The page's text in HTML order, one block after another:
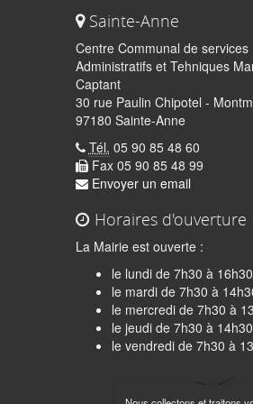
Sainte-Anne
Centre Communal de services
Administratifs et Tehniques
Captant
30 rue Paulin Chipotel -
97180 Sainte-Anne
Tél. 05 90 85 48 60
Fax 05 90 85 48 99
Envoyer un email
Horaires d'ouverture
La Mairie est ouverte :
le lundi de 7h30 à 16h30
le mardi de 7h30 à
le mercredi de 7h30 à
le jeudi de 7h30 à 14h30
le vendredi de 7h30 à